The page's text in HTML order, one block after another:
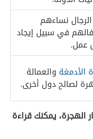
نساءهم
في سبيل إيجاد
عمل.
الأدمغة والعمالة
لصالح دول أخرى.
الهجرة، يمكنك قراءة